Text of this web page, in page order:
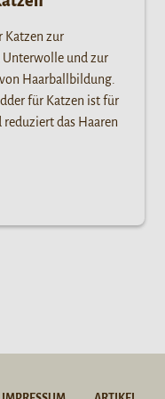
Katzen zur
Unterwolle und zur
Haarballbildung.
für Katzen ist für
das Haaren